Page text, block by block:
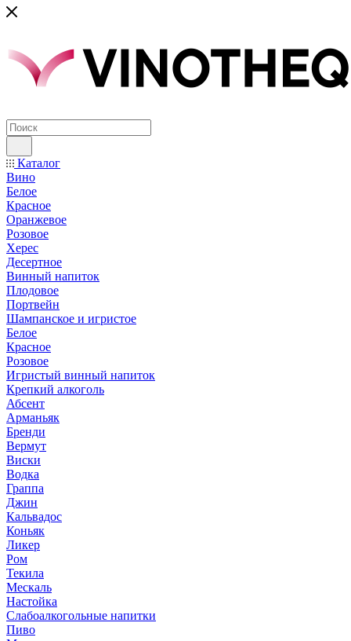
Каталог
Вино
Белое
Красное
Оранжевое
Розовое
Херес
Десертное
Винный напиток
Плодовое
Портвейн
Шампанское и игристое
Белое
Красное
Розовое
Игристый винный напиток
Крепкий алкоголь
Абсент
Арманьяк
Бренди
Вермут
Виски
Водка
Граппа
Джин
Кальвадос
Коньяк
Ликер
Ром
Текила
Мескаль
Настойка
Слабоалкогольные напитки
Пиво